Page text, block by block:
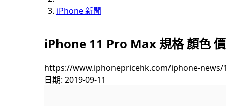
iPhone 新聞
iPhone 11 Pro Max 規格 顏色
https://www.iphonepricehk.com/iphone-news/
日期: 2019-09-11